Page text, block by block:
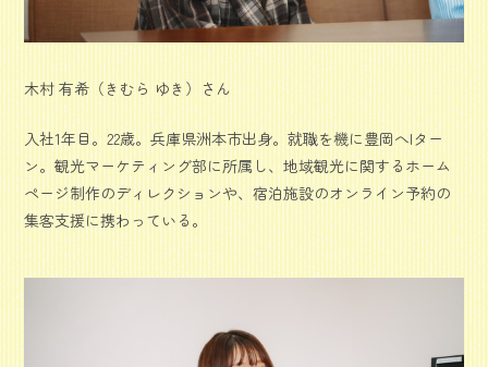
木村 有希（きむら ゆき）さん
入社1年目。22歳。兵庫県洲本市出身。就職を機に豊岡へIター
ン。観光マーケティング部に所属し、地域観光に関するホーム
ページ制作のディレクションや、宿泊施設のオンライン予約の
集客支援に携わっている。